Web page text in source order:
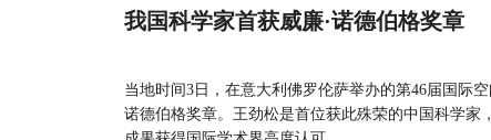
我国科学家首获威廉·诺德伯格奖章
当地时间3日，在意大利佛罗伦萨举办的第46届国际
诺德伯格奖章。王劲松是首位获此殊荣的中国科学